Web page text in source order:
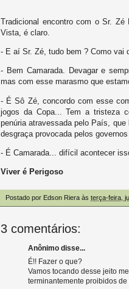
Tradicional encontro com o Sr.
Vista, é claro.
- E aí Sr. Zé, tudo bem ? Como vai
- Bem Camarada. Devagar e
mas com esse marasmo que
- É Sô Zé, concordo com esse
jogos da Copa... Tem a tristeza
penúria atravessada pelo País,
desgraça provocada pelos
- É Camarada... difícil acontecer
Viver é Perigoso
Postado por Edson Riera às terça-feira,
3 comentários:
Anônimo disse...
É!! Fazer o que?
Vamos tocando desse jeito
terminantemente proibidos de